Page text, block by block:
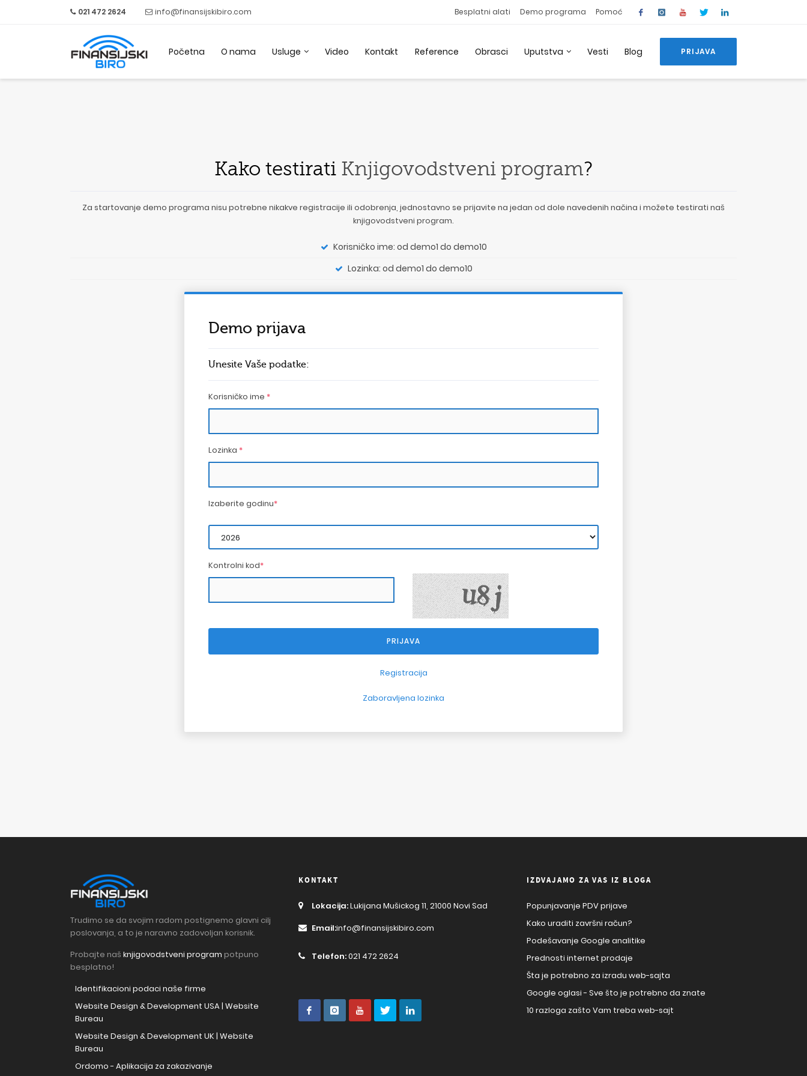
021 472 2624 info@finansijskibiro.com Besplatni alati Demo programa Pomoć
Početna O nama Usluge Video Kontakt Reference Obrasci Uputstva Vesti Blog PRIJAVA
Kako testirati Knjigovodstveni program?
Za startovanje demo programa nisu potrebne nikakve registracije ili odobrenja, jednostavno se prijavite na jedan od dole navedenih načina i možete testirati naš
knjigovodstveni program.
Korisničko ime: od demo1 do demo10
Lozinka: od demo1 do demo10
Demo prijava
Unesite Vaše podatke:
Korisničko ime *
Lozinka *
Izaberite godinu*
Kontrolni kod*
Registracija
Zaboravljena lozinka
Trudimo se da svojim radom postignemo glavni cilj
poslovanja, a to je naravno zadovoljan korisnik.
Probajte naš knjigovodstveni program potpuno
besplatno!
Identifikacioni podaci naše firme
Website Design & Development USA | Website
Bureau
Website Design & Development UK | Website
Bureau
Ordomo - Aplikacija za zakazivanje
KONTAKT
Lokacija:Lukijana Mušickog 11, 21000 Novi Sad
Email:info@finansijskibiro.com
Telefon:021 472 2624
IZDVAJAMO ZA VAS IZ BLOGA
Popunjavanje PDV prijave
Kako uraditi završni račun?
Podešavanje Google analitike
Prednosti internet prodaje
Šta je potrebno za izradu web-sajta
Google oglasi - Sve što je potrebno da znate
10 razloga zašto Vam treba web-sajt